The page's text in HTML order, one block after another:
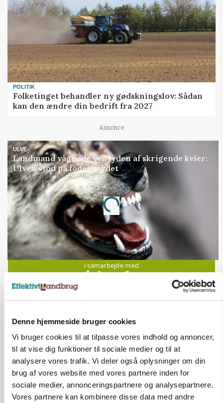
Denne hjemmeside bruger cookies
Vi bruger cookies til at tilpasse vores indhold og annoncer,
til at vise dig funktioner til sociale medier og til at
analysere vores trafik. Vi deler også oplysninger om din
brug af vores website med vores partnere inden for
sociale medier, annonceringspartnere og analysepartnere.
Vores partnere kan kombinere disse data med andre
POLITIK
Folketinget behandler ny gødskningslov: Sådan
kan den ændre din bedrift fra 2027
Annonce
ULVE
Landmand vågnede ved lyden af skrigende kvier:
Ulven stod på foderbordet
Annonce
Loading...
Jobs
i samarbejde med
Opret agent
Se alle jobs
Elevplads tilbydes ved Ringkøbing /
Trainee placement Ringkøbing
06. aug.